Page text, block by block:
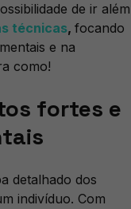
de ir além
técnicas, focando
e na
como!
fortes e
detalhado dos
indivíduo. Com